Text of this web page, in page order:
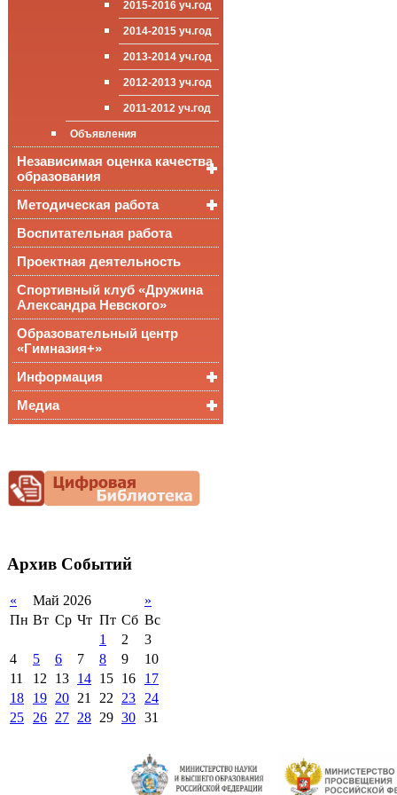
ООП СОО
школа»
приёма (перевода)
поддержки обучающихся
Международное
сотрудничество
Организация питания в
образовательной
организации
Достижения
2015-2016 уч.год
2014-2015 уч.год
2013-2014 уч.год
2012-2013 уч.год
2011-2012 уч.год
Объявления
Независимая оценка качества
образования
Независимая оценка
качества подготовки
обучающихся
Всероссийские
проверочные
работы
Всероссийская
олимпиада
мониторинг системы
образования
Методическая работа
Уроки, мероприятия
Публикации
Материалы
педагогического форума
Воспитательная работа
Проектная деятельность
Спортивный клуб «Дружина
Александра Невского»
Образовательный центр
«Гимназия+»
Информация
Снижение
документационной
нагрузки
Медиа
Архив Событий
« Май 2026
»
Пн Вт Ср Чт Пт Сб Вс
1
2
3
4
5 6 7 8 9
10
11
12 13 14 15 16
17
18
19 20 21 22 23 24
25 26 27 28 29 30 31